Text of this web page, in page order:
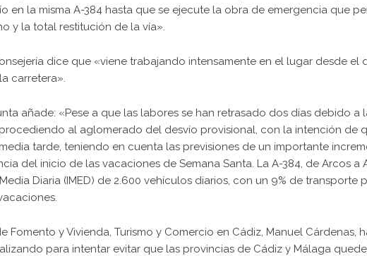
en la misma A-384 hasta que se ejecute la obra de emergencia que
y la total restitución de la vía».
dice que «viene trabajando intensamente en el lugar desde el
carretera».
añade: «Pese a que las labores se han retrasado dos días debido a
al aglomerado del desvío provisional, con la intención de
tarde, teniendo en cuenta las previsiones de un importante
del inicio de las vacaciones de Semana Santa. La A-384, de Arcos a
Diaria (IMED) de 2.600 vehículos diarios, con un 9% de transporte
Fomento y Vivienda, Turismo y Comercio en Cádiz, Manuel Cárdenas,
para intentar evitar que las provincias de Cádiz y Málaga